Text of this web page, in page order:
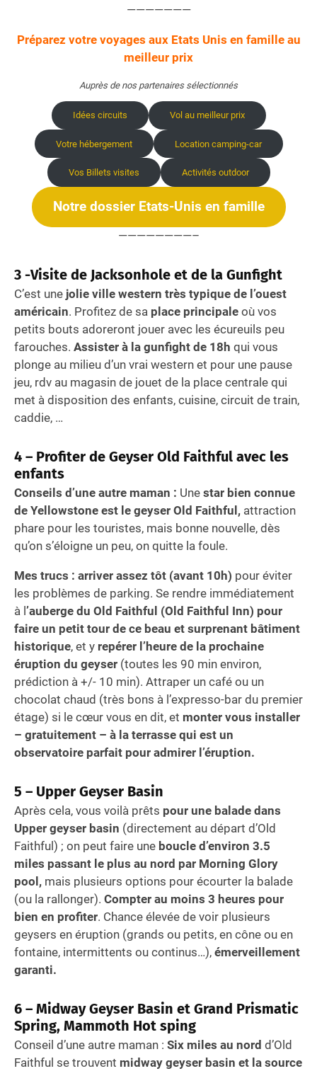
———————
Préparez votre voyages aux Etats Unis en famille au
meilleur prix
Auprès de nos partenaires sélectionnés
Idées circuits Vol au meilleur prix
Votre hébergement Location camping-car
Vos Billets visites Activités outdoor
Notre dossier Etats-Unis en famille
————————–
3 -Visite de Jacksonhole et de la Gunfight
C’est une jolie ville western très typique de l’ouest
américain. Profitez de sa place principale où vos
petits bouts adoreront jouer avec les écureuils peu
farouches. Assister à la gunfight de 18h qui vous
plonge au milieu d’un vrai western et pour une pause
jeu, rdv au magasin de jouet de la place centrale qui
met à disposition des enfants, cuisine, circuit de train,
caddie, …
4 – Profiter de Geyser Old Faithful avec les
enfants
Conseils d’une autre maman : Une star bien connue
de Yellowstone est le geyser Old Faithful, attraction
phare pour les touristes, mais bonne nouvelle, dès
qu’on s’éloigne un peu, on quitte la foule.
Mes trucs : arriver assez tôt (avant 10h) pour éviter
les problèmes de parking. Se rendre immédiatement
à l ’auberge du Old Faithful (Old Faithful Inn) pour
faire un petit tour de ce beau et surprenant bâtiment
historique, et y repérer l’heure de la prochaine
éruption du geyser (toutes les 90 min environ,
prédiction à +/- 10 min). Attraper un café ou un
chocolat chaud (très bons à l’expresso-bar du premier
étage) si le cœur vous en dit, et monter vous installer
– gratuitement – à la terrasse qui est un
observatoire parfait pour admirer l’éruption.
5 – Upper Geyser Basin
Après cela, vous voilà prêts pour une balade dans
Upper geyser basin (directement au départ d’Old
Faithful) ; on peut faire une boucle d’environ 3.5
miles passant le plus au nord par Morning Glory
pool, mais plusieurs options pour écourter la balade
(ou la rallonger). Compter au moins 3 heures pour
bien en profiter. Chance élevée de voir plusieurs
geysers en éruption (grands ou petits, en cône ou en
fontaine, intermittents ou continus…), émerveillement
garanti.
6 – Midway Geyser Basin et Grand Prismatic
Spring, Mammoth Hot sping
Conseil d’une autre maman : Six miles au nord d’Old
Faithful se trouvent midway geyser basin et la source